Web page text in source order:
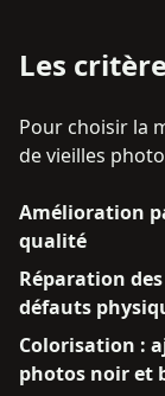
Les
Pour choisir la
de vieilles
Amélioration
qualité
Réparation
défauts
Colorisation :
photos noir et